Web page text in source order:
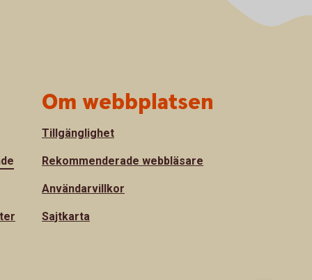
Om webbplatsen
Tillgänglighet
Rekommenderade webbläsare
Användarvillkor
Sajtkarta